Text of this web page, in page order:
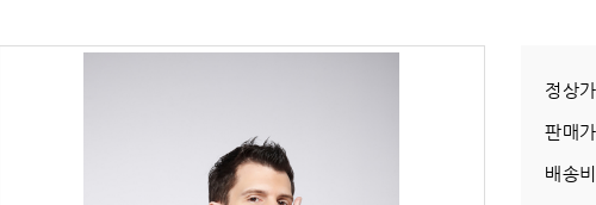
정상가
판매가
배송비